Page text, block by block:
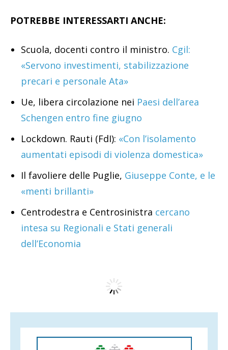
POTREBBE INTERESSARTI ANCHE:
Scuola, docenti contro il ministro. Cgil:
«Servono investimenti, stabilizzazione
precari e personale Ata»
Ue, libera circolazione nei Paesi dell’area
Schengen entro fine giugno
Lockdown. Rauti (FdI): «Con l’isolamento
aumentati episodi di violenza domestica»
Il favoliere delle Puglie, Giuseppe Conte, e le
«menti brillanti»
Centrodestra e Centrosinistra cercano
intesa su Regionali e Stati generali
dell’Economia